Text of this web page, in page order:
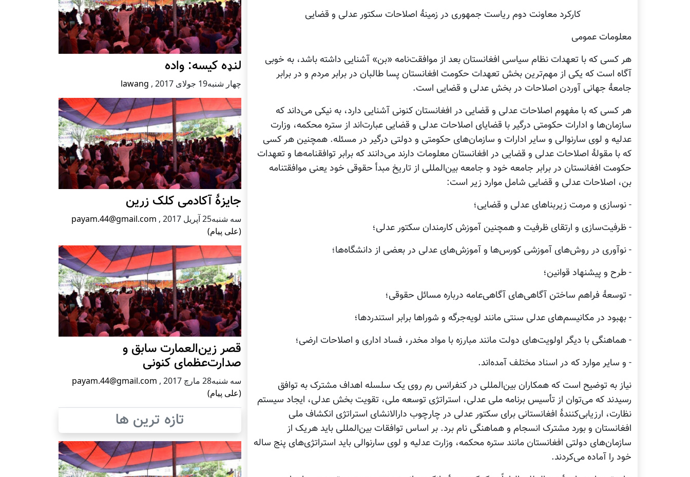
کارکرد معاونت دوم ریاست جمهوری در زمینۀ اصلاحات سکتور عدلی و قضایی
معلومات عمومی
هر کسی که با تعهدات نظام سیاسی افغانستان بعد از موافقت‌نامه «بن» آشنایی داشته باشد، به خوبی
آگاه است که یکی از مهم‌ترین بخش تعهدات حکومت افغانستان پسا طالبان در برابر مردم و در برابر
جامعۀ جهانی آوردن اصلاحات در بخش عدلی و قضایی است.
هر کسی که با مفهوم اصلاحات عدلی و قضایی در افغانستان کنونی آشنایی دارد، به نیکی می‌داند که
سازمان‌ها و ادارات حکومتی درگیر با قضایای اصلاحات عدلی و قضایی عبارت‌اند از ستره محکمه، وزارت
عدلیه و لوی سارنوالی و سایر ادارات و سازمان‌های حکومتی و دولتی درگیر در مسئله. همچنین هر کسی
که با مقولۀ اصلاحات عدلی و قضایی در افغانستان معلومات دارند می‌دانند که برابر توافقنامه‌ها و تعهدات
حکومت افغانستان در برابر جامعه خود و جامعه بین‌المللی از تاریخ مبدأ حقوقی خود یعنی موافقتنامه
بن، اصلاحات عدلی و قضایی شامل موارد زیر است:
- نوسازی و مرمت زیربناهای عدلی و قضایی؛
- ظرفیت‌سازی و ارتقای ظرفیت و همچنین آموزش کارمندان سکتور عدلی؛
- نوآوری در روش‌های آموزشی کورس‌ها و آموزش‌های عدلی در بعضی از دانشگاه‌ها؛
- طرح و پیشنهاد قوانین؛
- توسعۀ فراهم ساختن آگاهی‌های آگاهی‌عامه درباره مسائل حقوقی؛
- بهبود در مکانیسم‌های عدلی سنتی مانند لویه‌جرگه و شوراها برابر استندردها؛
- هماهنگی با دیگر اولویت‌های دولت مانند مبارزه با مواد مخدر، فساد اداری و اصلاحات ارضی؛
- و سایر موارد که در اسناد مختلف آمده‌اند.
نیاز به توضیح است که همکاران بین‌المللی در کنفرانس رم روی یک سلسله اهداف مشترک به توافق
رسیدند که می‌توان از تأسیس برنامه ملی عدلی، استراتژی توسعه ملی، تقویت بخش عدلی، ایجاد سیستم
نظارت، ارزیابی‌کنندۀ افغانستانی برای سکتور عدلی در چارچوب دارالانشای استراتژی انکشاف ملی
افغانستان و بورد مشترک انسجام و هماهنگی نام برد. بر اساس توافقات بین‌المللی باید هریک از
سازمان‌های دولتی افغانستان مانند ستره محکمه، وزارت عدلیه و لوی سارنوالی باید استراتژی‌های پنج ساله
خود را آماده می‌کردند.
لنډه کیسه: واده
چهار شنبه19 جولای 2017 ,
lawang
جایزۀ آکادمی کلک زرین
سه شنبه25 آپریل 2017 ,
payam.44@gmail.com
(علی پیام)
قصر زین‌العمارت سابق و
صدارت‌عظمای کنونی
سه شنبه28 مارچ 2017 ,
payam.44@gmail.com
(علی پیام)
تازه ترین ها